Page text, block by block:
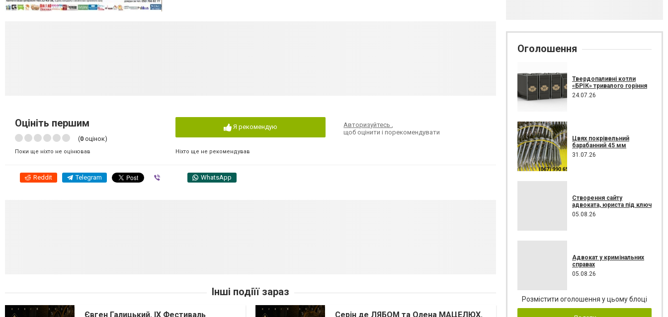
Оцініть першим
(0 оцінок)
Поки ще ніхто не оцінював
Я рекомендую
Ніхто ще не рекомендував
Авторизуйтесь,
щоб оцінити і порекомендувати
Reddit Telegram WhatsApp
Інші подіїї зараз
Євген Галицький. IX Фестиваль
Серін де ЛЯБОМ та Олена МАЦЕЛЮХ.
Оголошення
Твердопаливні котли
«БРІК» тривалого горіння
24.07.26
Цвях покрівельний
барабанний 45 мм
31.07.26
Створення сайту
адвоката, юриста під ключ
05.08.26
Адвокат у кримінальних
справах
05.08.26
Розмістити оголошення у цьому блоці